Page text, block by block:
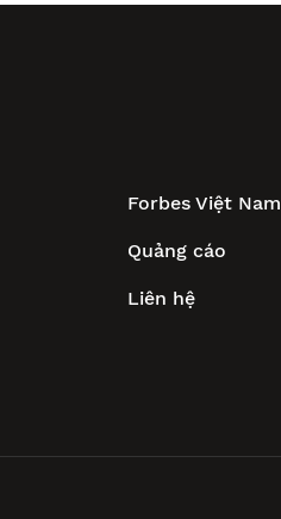
Forbes Việt Nam
Quảng cáo
Liên hệ